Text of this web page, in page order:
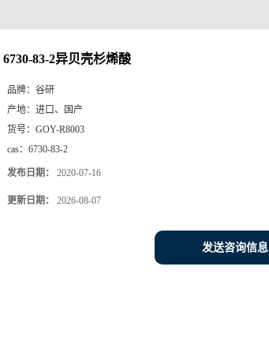
6730-83-2异贝壳杉烯酸
品牌： 谷研
产地： 进口、国产
货号： GOY-R8003
cas： 6730-83-2
发布日期： 2020-07-16
更新日期： 2026-08-07
发送咨询信息